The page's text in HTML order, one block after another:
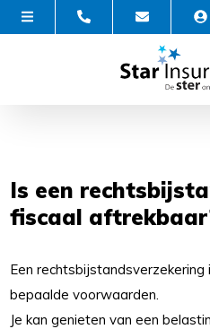
Is een
fiscaal
Een
bepaalde voorwaarden.
Je kan genieten van een